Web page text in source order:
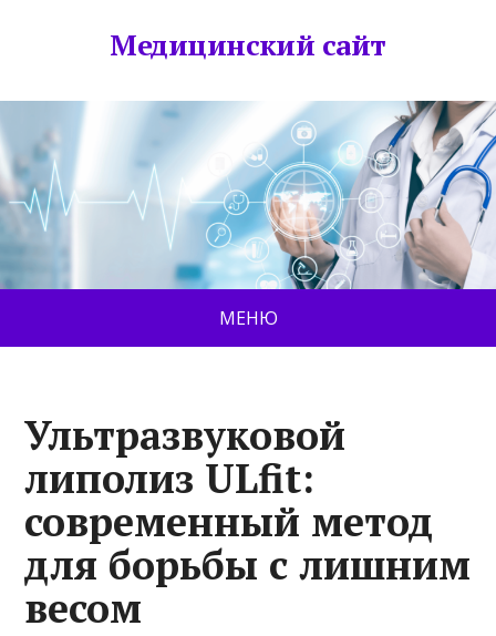
Медицинский сайт
МЕНЮ
Ультразвуковой
липолиз ULfit:
современный метод
для борьбы с лишним
весом